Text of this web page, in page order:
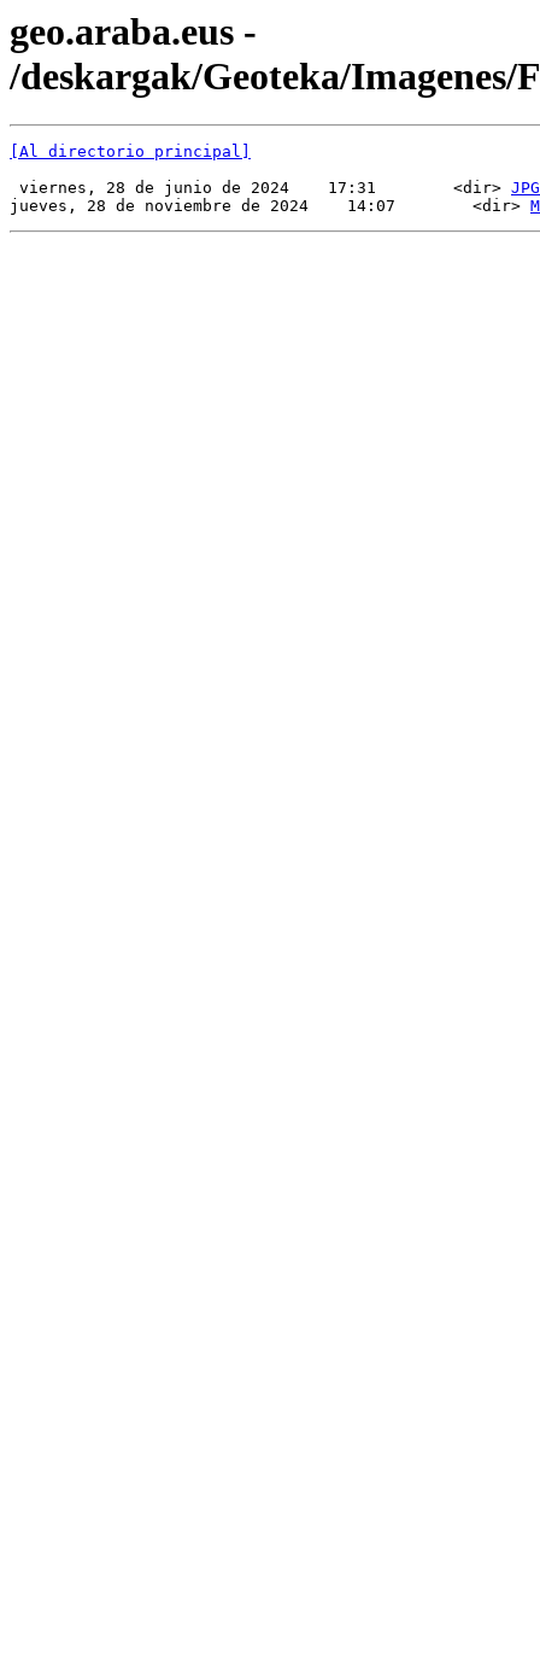
geo.araba.eus -
/deskargak/Geoteka/Imagenes/
[Al directorio principal]
viernes, 28 de junio de 2024    17:31        <dir> JPG
jueves, 28 de noviembre de 2024    14:07        <dir>